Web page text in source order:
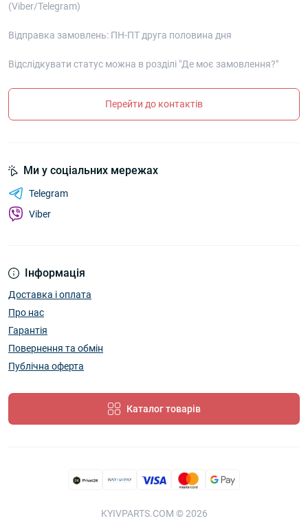
(Viber/Telegram)
Відправка замовлень: ПН-ПТ друга половина дня
Відслідкувати статус можна в розділі "Де моє замовлення?"
Перейти до контактів
Інформація
Доставка і оплата
Про нас
Гарантія
Повернення та обмін
Публічна оферта
Каталог товарів
Ми у соціальних мережах
Telegram
Viber
KYIVPARTS.COM © 2026